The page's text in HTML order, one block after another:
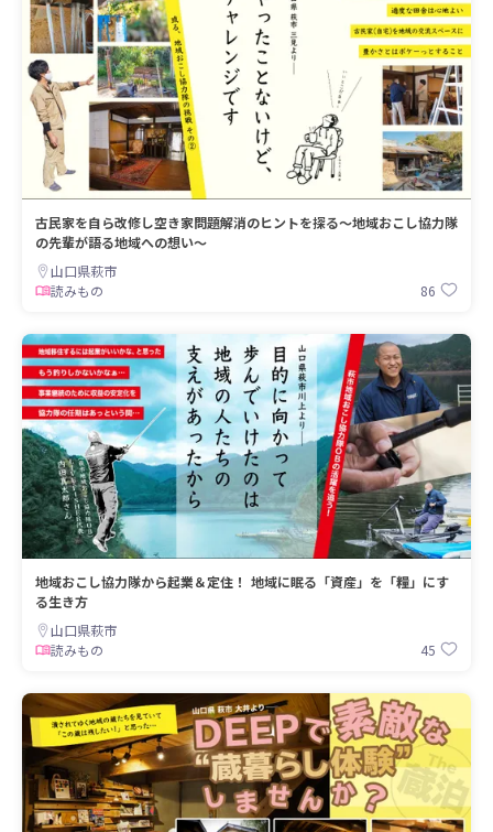
古民家を自ら改修し空き家問題解消のヒントを探る～地域おこし協力隊
の先輩が語る地域への想い～
山口県萩市
読みもの
86
地域おこし協力隊から起業＆定住！ 地域に眠る「資産」を「糧」にす
る生き方
山口県萩市
読みもの
45